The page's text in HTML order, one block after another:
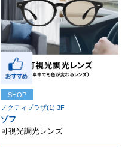
SHOP
ノクティプラザ(1) 3F
ゾフ
可視光調光レンズ